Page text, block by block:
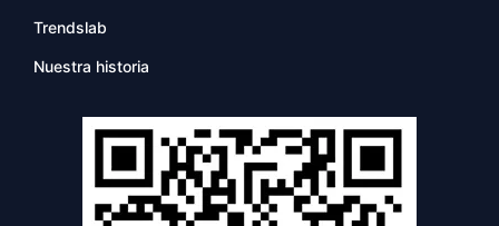
Trendslab
Nuestra historia